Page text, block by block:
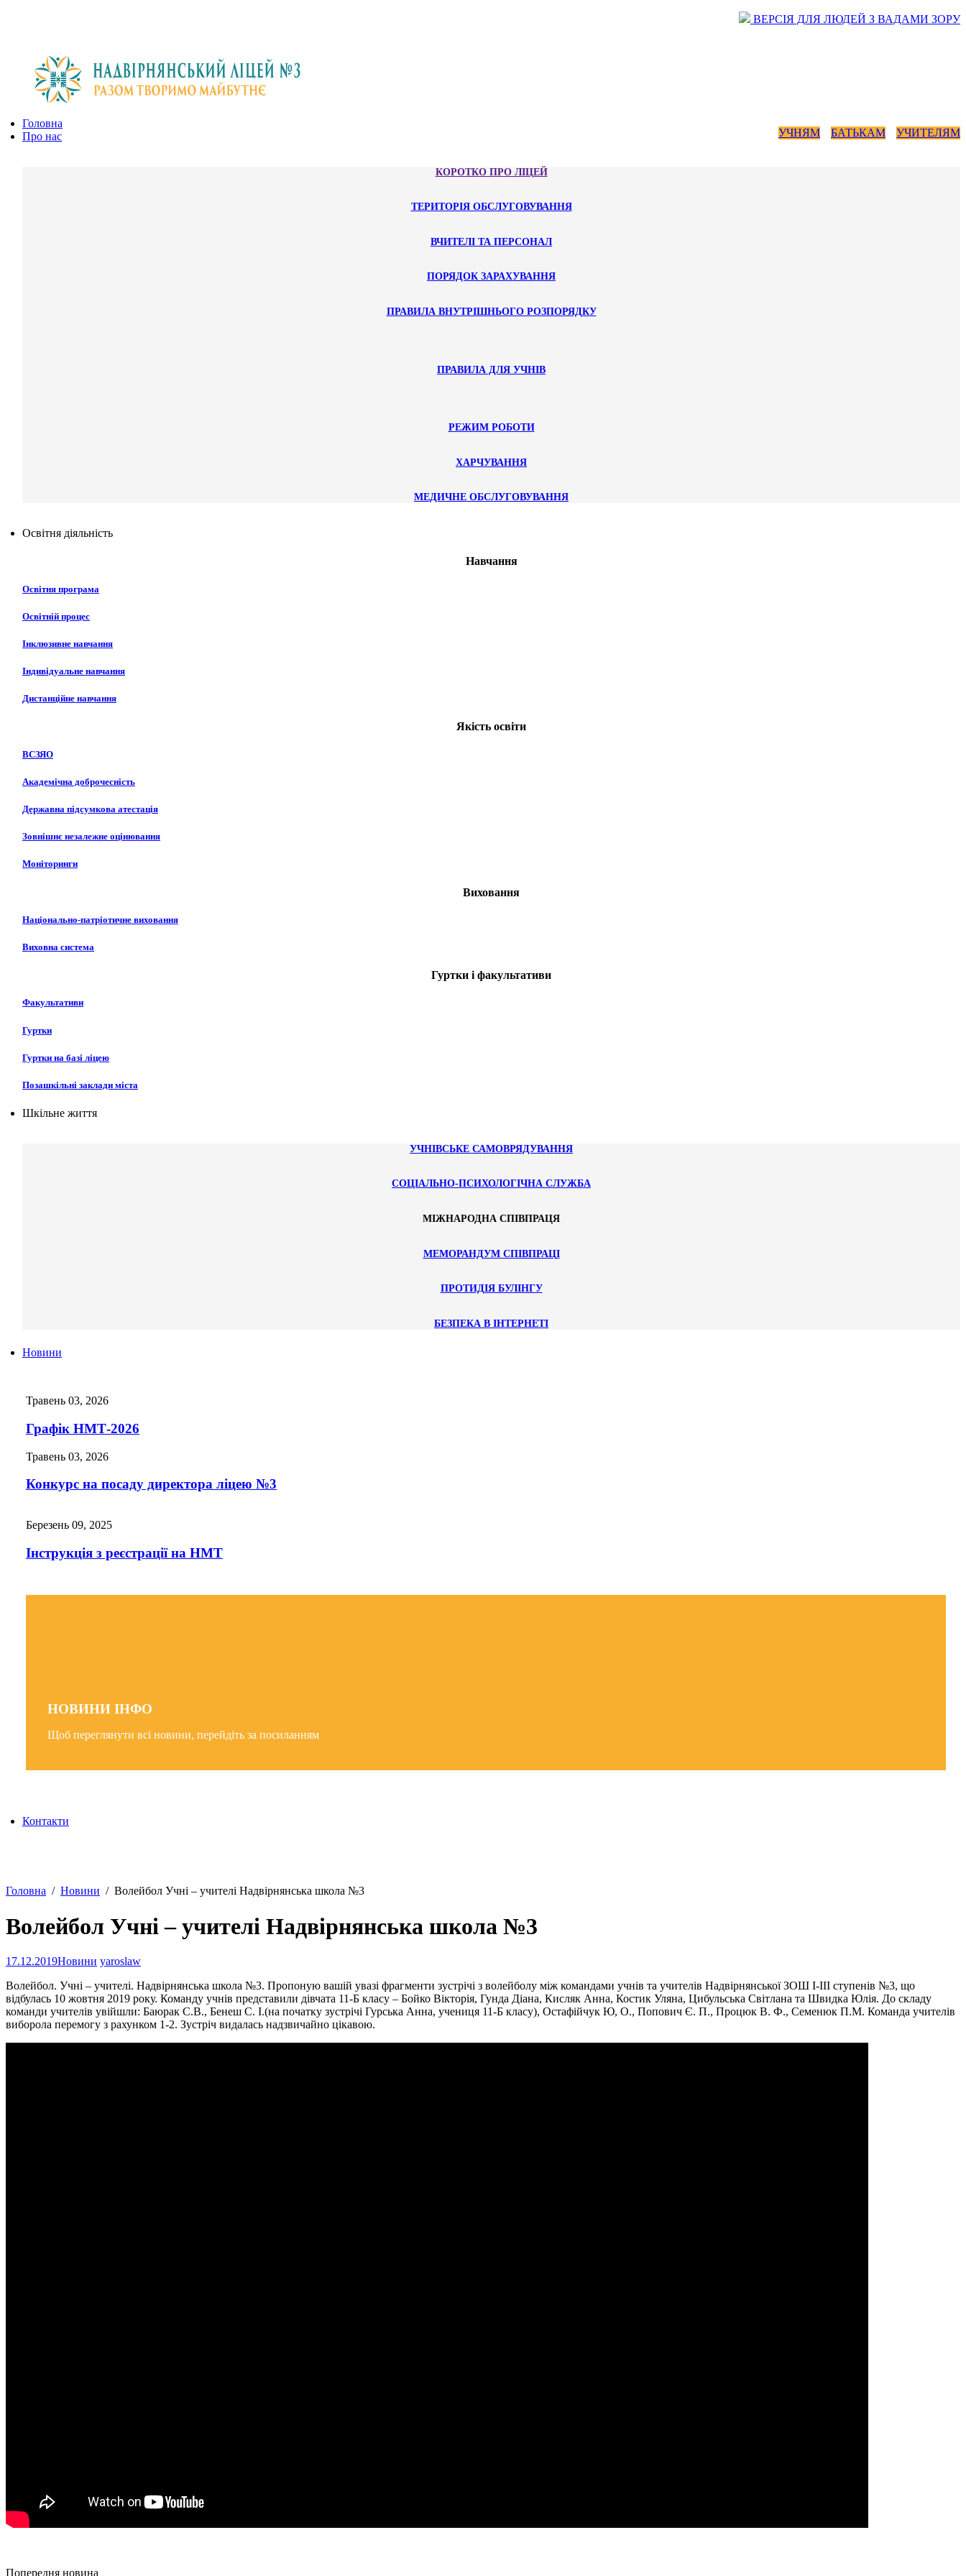
ВЕРСІЯ ДЛЯ ЛЮДЕЙ З ВАДАМИ ЗОРУ
УЧИТЕЛЯМ
БАТЬКАМ
УЧНЯМ
Головна
Про нас
КОРОТКО ПРО ЛІЦЕЙ
ТЕРИТОРІЯ ОБСЛУГОВУВАННЯ
ВЧИТЕЛІ ТА ПЕРСОНАЛ
ПОРЯДОК ЗАРАХУВАННЯ
ПРАВИЛА ВНУТРІШНЬОГО РОЗПОРЯДКУ
ПРАВИЛА ДЛЯ УЧНІВ
РЕЖИМ РОБОТИ
ХАРЧУВАННЯ
МЕДИЧНЕ ОБСЛУГОВУВАННЯ
Освітня діяльність
Навчання
Освітня програма
Освітній процес
Інклюзивне навчання
Індивідуальне навчання
Дистанційне навчання
Якість освіти
ВСЗЯО
Академічна доброчесність
Державна підсумкова атестація
Зовнішнє незалежне оцінювання
Моніторинги
Виховання
Національно-патріотичне виховання
Виховна система
Гуртки і факультативи
Факультативи
Гуртки
Гуртки на базі ліцею
Позашкільні заклади міста
Шкільне життя
УЧНІВСЬКЕ САМОВРЯДУВАННЯ
СОЦІАЛЬНО-ПСИХОЛОГІЧНА СЛУЖБА
МІЖНАРОДНА СПІВПРАЦЯ
МЕМОРАНДУМ СПІВПРАЦІ
ПРОТИДІЯ БУЛІНГУ
БЕЗПЕКА В ІНТЕРНЕТІ
Новини
Травень 03, 2026
Графік НМТ-2026
Травень 03, 2026
Конкурс на посаду директора ліцею №3
Березень 09, 2025
Інструкція з реєстрації на НМТ
НОВИНИ ІНФО
Щоб переглянути всі новини, перейдіть за посиланням
Контакти
Головна Новини Волейбол Учні – учителі Надвірнянська школа №3
Волейбол Учні – учителі Надвірнянська школа №3
17.12.2019Новини yaroslaw
Волейбол. Учні – учителі. Надвірнянська школа №3. Пропоную вашій увазі фрагменти зустрічі з волейболу між командами учнів та учителів Надвірнянської ЗОШ І-ІІІ ступенів №3, що
відбулась 10 жовтня 2019 року. Команду учнів представили дівчата 11-Б класу – Бойко Вікторія, Гунда Діана, Кисляк Анна, Костик Уляна, Цибульська Світлана та Швидка Юлія. До складу
команди учителів увійшли: Баюрак С.В., Бенеш С. І.(на початку зустрічі Гурська Анна, учениця 11-Б класу), Остафійчук Ю, О., Попович Є. П., Процюк В. Ф., Семенюк П.М. Команда учителів
виборола перемогу з рахунком 1-2. Зустріч видалась надзвичайно цікавою.
Попередня новина